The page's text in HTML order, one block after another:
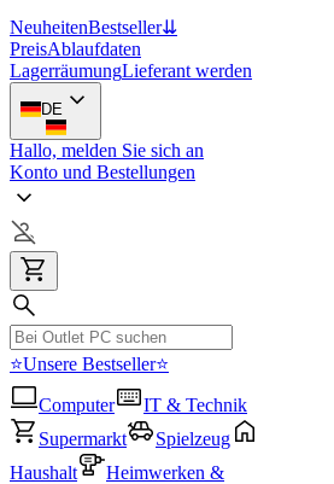
NeuheitenBestseller⇊
PreisAblaufdaten
LagerräumungLieferant werden
DE
Hallo, melden Sie sich an
Konto und Bestellungen
⭐Unsere Bestseller⭐
Computer
IT & Technik
Supermarkt
Spielzeug
Haushalt
Heimwerken &